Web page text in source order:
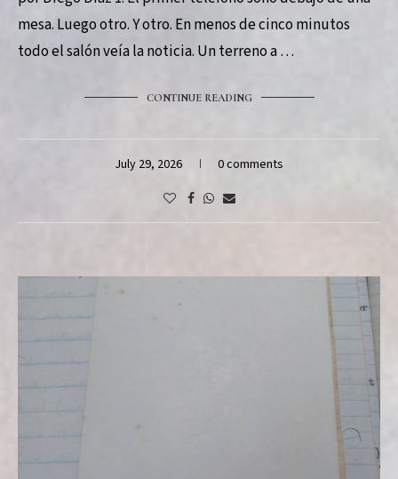
mesa. Luego otro. Y otro. En menos de cinco minutos
todo el salón veía la noticia. Un terreno a …
CONTINUE READING
July 29, 2026 0 comments